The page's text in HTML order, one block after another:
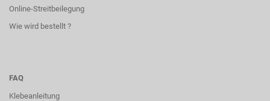
Online-Streitbeilegung
Wie wird bestellt ?
FAQ
Klebeanleitung